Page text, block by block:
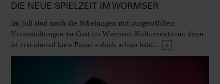
DIE NEUE SPIELZEIT IM WORMSER
Im Juli sind noch die Nibelungen mit ausgewählten
Veranstaltungen zu Gast im Wormser Kulturzentrum, dann
ist erst einmal kurz Pause – doch schon bald...